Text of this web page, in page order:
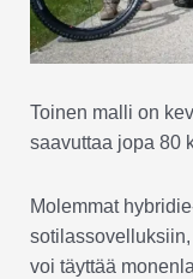
Toinen malli on
saavuttaa jopa 80
Molemmat
voi täyttää